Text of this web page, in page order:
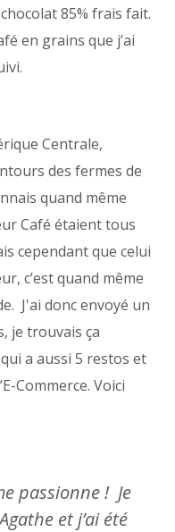
85% frais fait.
en grains que j’ai
Centrale,
des fermes de
quand même
Café étaient tous
cependant que celui
c’est quand même
J'ai donc envoyé un
je trouvais ça
a aussi 5 restos et
Commerce. Voici
passionne ! Je
et j’ai été